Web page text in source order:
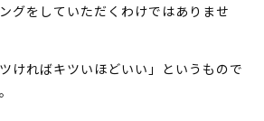
グをしていただくわけではありませ
ければキツいほどいい」というもので